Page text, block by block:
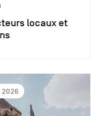
locaux et
2026